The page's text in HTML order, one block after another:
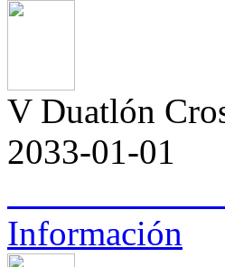
V Duatlón
2033-01-01
Información